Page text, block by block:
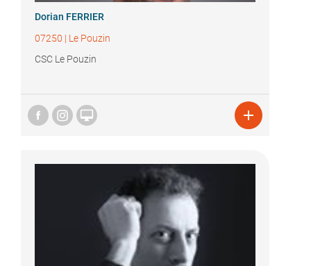
Dorian FERRIER
07250 | Le Pouzin
CSC Le Pouzin
 